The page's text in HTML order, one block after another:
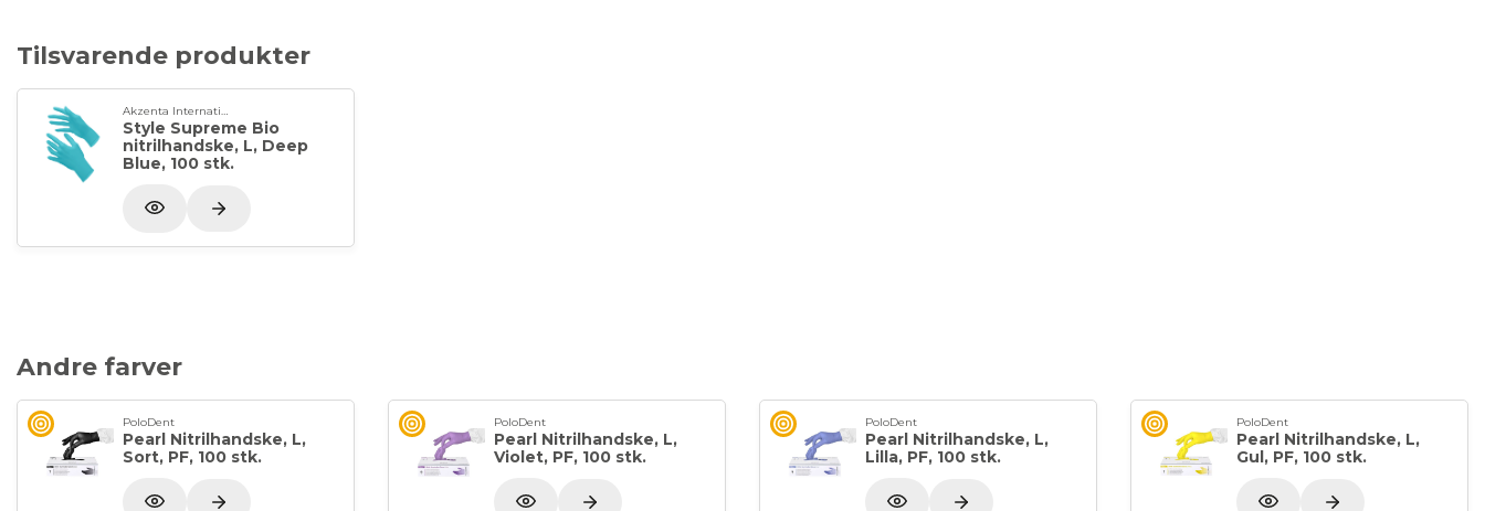
Tilsvarende produkter
Akzenta International SA
Style Supreme Bio
nitrilhandske, L, Deep
Blue, 100 stk.
Andre farver
PoloDent
Pearl Nitrilhandske, L,
Sort, PF, 100 stk.
PoloDent
Pearl Nitrilhandske, L,
Violet, PF, 100 stk.
PoloDent
Pearl Nitrilhandske, L,
Lilla, PF, 100 stk.
PoloDent
Pearl Nitrilhandske, L,
Gul, PF, 100 stk.